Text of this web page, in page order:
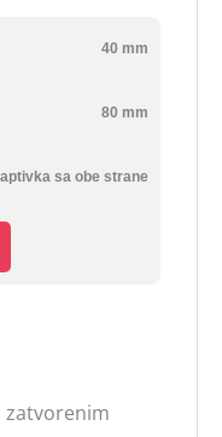
40 mm
80 mm
sa obe strane
zatvorenim